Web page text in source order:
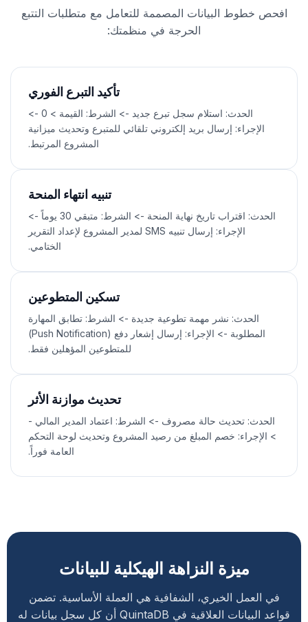
افحص خطوط البيانات المصممة للتعامل مع متطلبات التتبع
الحرجة في منظمتك:
تأكيد التبرع الفوري
الحدث: استلام سجل تبرع جديد -> الشرط: القيمة > 0 ->
الإجراء: إرسال بريد إلكتروني تلقائي للمتبرع وتحديث ميزانية
المشروع المرتبط.
تنبيه انتهاء المنحة
الحدث: اقتراب تاريخ نهاية المنحة -> الشرط: متبقي 30 يوماً ->
الإجراء: إرسال تنبيه SMS لمدير المشروع لإعداد التقرير
الختامي.
تسكين المتطوعين
الحدث: نشر مهمة تطوعية جديدة -> الشرط: تطابق المهارة
المطلوبة -> الإجراء: إرسال إشعار دفع (Push Notification)
للمتطوعين المؤهلين فقط.
تحديث موازنة الأثر
الحدث: تحديث حالة مصروف -> الشرط: اعتماد المدير المالي -
> الإجراء: خصم المبلغ من رصيد المشروع وتحديث لوحة التحكم
العامة فوراً.
ميزة النزاهة الهيكلية للبيانات
في العمل الخيري، الشفافية هي العملة الأساسية. تضمن
قواعد البيانات العلاقية في QuintaDB أن كل سجل بيانات له